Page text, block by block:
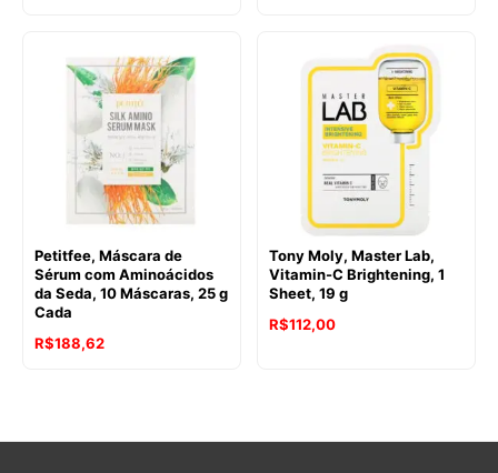
Petitfee, Máscara de
Sérum com Aminoácidos
da Seda, 10 Máscaras, 25 g
Cada
R$188,62
Tony Moly, Master Lab,
Vitamin-C Brightening, 1
Sheet, 19 g
R$112,00